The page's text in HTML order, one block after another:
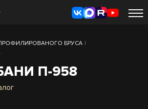
БРУСА |
П-958